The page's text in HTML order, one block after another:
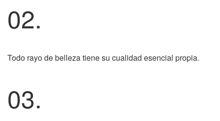
02.
Todo rayo de belleza tiene su cualidad esencial propia.
03.